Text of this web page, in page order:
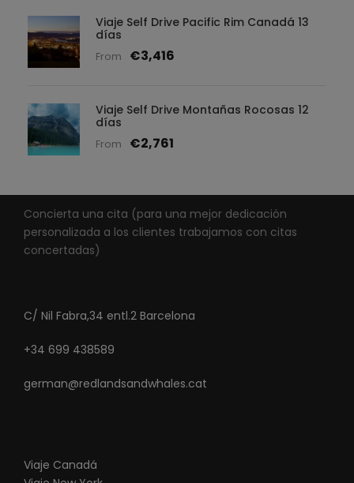
Viaje Self Drive Pacific Rim Canadá 13
días
From €3,416
Viaje Self Drive Montañas Rocosas 12
días
From €2,761
Concierta una cita (para una mejor dedicación
personalizada a los clientes trabajamos con citas
concertadas)
C/ Nil Fabra,34 entl.2 Barcelona
+34 699 438589
german@redlandsandwhales.cat
Viaje Canadá